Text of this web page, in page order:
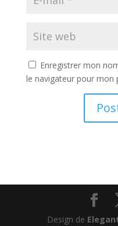
Enregistrer mon
le navigateur pour mon
Design de